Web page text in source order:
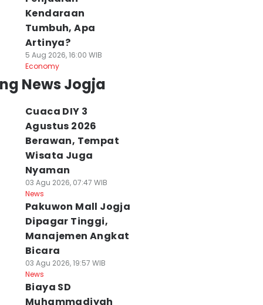
Kendaraan
Tumbuh, Apa
Artinya?
5 Aug 2026, 16:00 WIB
Economy
News Jogja
Cuaca DIY 3
Agustus 2026
Berawan, Tempat
Wisata Juga
Nyaman
03 Agu 2026, 07:47 WIB
News
Pakuwon Mall Jogja
Dipagar Tinggi,
Manajemen Angkat
Bicara
03 Agu 2026, 19:57 WIB
News
Biaya SD
Muhammadiyah